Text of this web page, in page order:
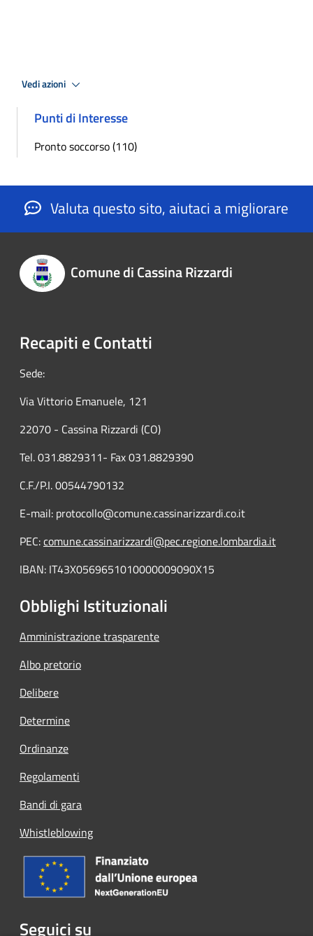
Vedi azioni
Punti di Interesse
Pronto soccorso (110)
Valuta questo sito, aiutaci a migliorare
Comune di Cassina Rizzardi
Recapiti e Contatti
Sede:
Via Vittorio Emanuele, 121
22070 - Cassina Rizzardi (CO)
Tel. 031.8829311- Fax 031.8829390
C.F./P.I. 00544790132
E-mail: protocollo@comune.cassinarizzardi.co.it
PEC:comune.cassinarizzardi@pec.regione.lombardia.it
IBAN: IT43X0569651010000009090X15
Obblighi Istituzionali
Amministrazione trasparente
Albo pretorio
Delibere
Determine
Ordinanze
Regolamenti
Bandi di gara
Whistleblowing
Seguici su